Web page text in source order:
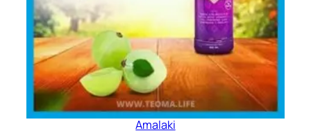
Amalaki